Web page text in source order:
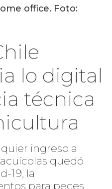
office. Foto:
lo digital
técnica
ingreso a
quedó
19, la
para peces